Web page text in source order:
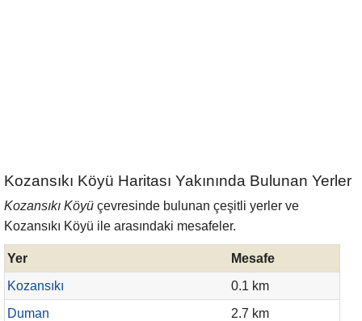
Kozansıkı Köyü Haritası Yakınında Bulunan Yerler
Kozansıkı Köyü çevresinde bulunan çeşitli yerler ve
Kozansıkı Köyü ile arasındaki mesafeler.
Yer
Mesafe
Kozansıkı
0.1 km
Duman
2.7 km